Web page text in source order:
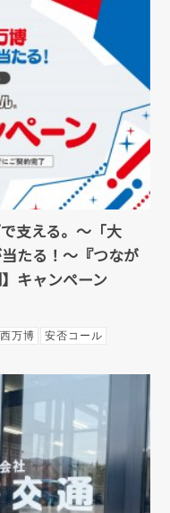
支える。〜「大
たる！〜『つなが
キャンペーン
万博 安否コール